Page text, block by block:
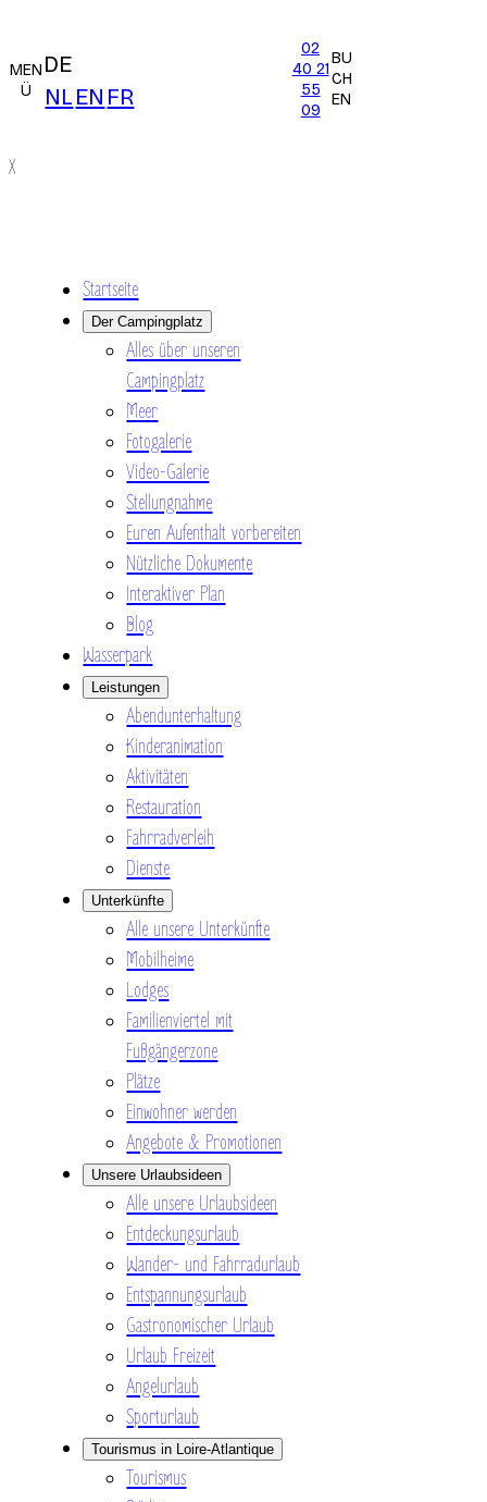
MEN
Ü
DE
NL EN FR
02
40 21
55
09
BU
CH
EN
X
Startseite
Der Campingplatz
Alles über unseren
Campingplatz
Meer
Fotogalerie
Video-Galerie
Stellungnahme
Euren Aufenthalt vorbereiten
Nützliche Dokumente
Interaktiver Plan
Blog
Wasserpark
Leistungen
Abendunterhaltung
Kinderanimation
Aktivitäten
Restauration
Fahrradverleih
Dienste
Unterkünfte
Alle unsere Unterkünfte
Mobilheime
Lodges
Familienviertel mit
Fußgängerzone
Plätze
Einwohner werden
Angebote & Promotionen
Unsere Urlaubsideen
Alle unsere Urlaubsideen
Entdeckungsurlaub
Wander- und Fahrradurlaub
Entspannungsurlaub
Gastronomischer Urlaub
Urlaub Freizeit
Angelurlaub
Sporturlaub
Tourismus in Loire-Atlantique
Tourismus